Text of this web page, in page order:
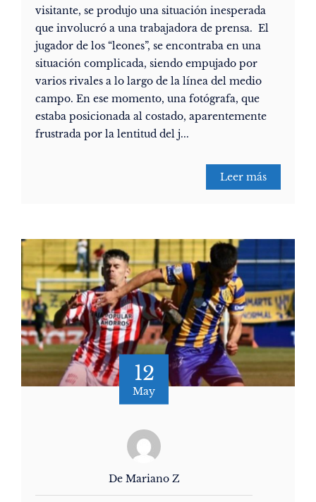
visitante, se produjo una situación inesperada
que involucró a una trabajadora de prensa. El
jugador de los “leones”, se encontraba en una
situación complicada, siendo empujado por
varios rivales a lo largo de la línea del medio
campo. En ese momento, una fotógrafa, que
estaba posicionada al costado, aparentemente
frustrada por la lentitud del j...
Leer más
12
May
De Mariano Z